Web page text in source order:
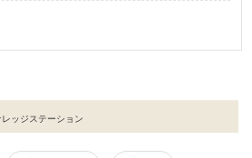
レッジステーション